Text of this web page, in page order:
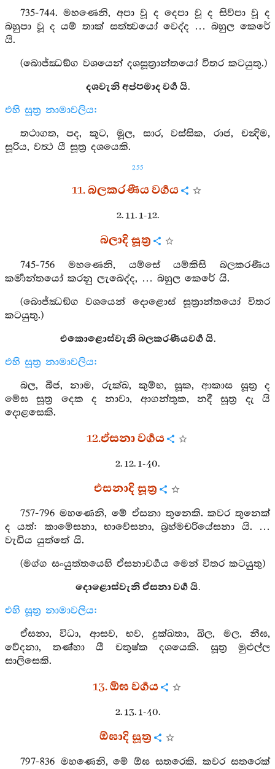
735-744. මහණෙනි, අපා වූ ද දෙපා වූ ද සිව්පා වූ ද
බහුපා වූ ද යම් තාක් සත්ත්‍වයෝ වෙද්ද … බහුල කෙරේ
යි.
(බොජ්ඣඞ්ග වශයෙන් දශසූත්‍රාන්තයෝ විතර කටයුතු.)
දශවැනි අප්පමාද වර්‍ග යි.
එහි සූත්‍ර නාමාවලිය:
තථාගත, පද, කූට, මූල, සාර, වස්සික, රාජ, චන්‍දිම,
සූරිය, වත්‍ථ යී සූත්‍ර දශයෙකි.
255
11. බලකරණීය වර්‍ගය
2. 11. 1-12.
බලාදි සූත්‍ර
745-756 මහණෙනි, යම්සේ යම්කිසි බලකරණීය
කර්‍මාන්තයෝ කරනු ලැබෙද්ද, … බහුල කෙරේ යි.
(බොජ්ඣඞ්ග වශයෙන් දොළොස් සූත්‍රාන්තයෝ විතර
කටයුතු.)
එකොළොස්වැනි බලකරණීයවර්‍ග යි.
එහි සූත්‍ර නාමාවලිය:
බල, බීජ, නාම, රුක්ඛ, කුම්භ, සූක, ආකාස සූත්‍ර ද
මේඝ සූත්‍ර දෙක ද නාවා, ආගන්තුක, නදී සූත්‍ර දැ යි
දොළසෙකි.
12.ඒසනා වර්‍ගය
2. 12. 1-40.
එසනාදි සූත්‍ර
757-796 මහණෙනි, මේ ඒසනා තුනෙකි. කවර තුනෙක්
ද යත්: කාමේසනා, භාවේසනා, බ්‍රහ්මචරියේසනා යි. …
වැඩිය යුත්තේ යි.
(මග්ග සංයුත්තයෙහි ඒසනාවර්‍ගය මෙන් විතර කටයුතු)
දොළොස්වැනි ඒසනා වර්‍ග යි.
එහි සූත්‍ර නාමාවලිය:
ඒසනා, විධා, ආසව, භව, දුක්ඛතා, ඛිල, මල, නීඝ,
වේදනා, තණ්හා යී චතුෂ්ක දශයෙකි. සූත්‍ර මුළුල්ල
සාලිසෙකි.
13. ඕඝ වර්‍ගය
2. 13. 1-40.
ඕඝාදි සූත්‍ර
797-836 මහණෙනි, මේ ඕඝ සතරෙකි. කවර සතරෙක්